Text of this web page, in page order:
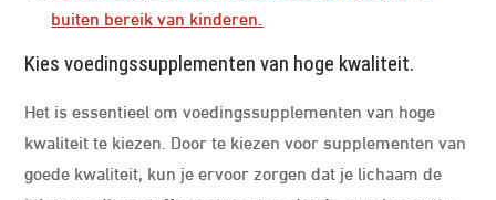
buiten bereik van kinderen.
Kies voedingssupplementen van hoge kwaliteit.
Het is essentieel om voedingssupplementen van hoge
kwaliteit te kiezen. Door te kiezen voor supplementen van
goede kwaliteit, kun je ervoor zorgen dat je lichaam de